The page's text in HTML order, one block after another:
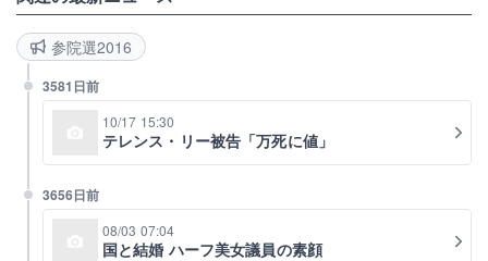
参院選2016
3581日前
10/17 15:30
テレンス・リー被告「万死に値」
3656日前
08/03 07:04
国と結婚 ハーフ美女議員の素顔